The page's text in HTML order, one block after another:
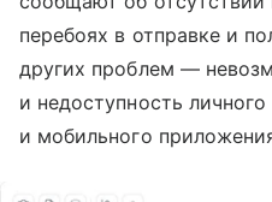
перебоях в отправке и
других проблем —
и недоступность
и мобильного